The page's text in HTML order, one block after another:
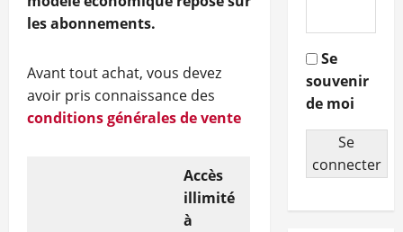
les abonnements.
Avant tout achat, vous devez
avoir pris connaissance des
conditions générales de vente
Accès
illimité
à
Se
souvenir
de moi
Se
connecter